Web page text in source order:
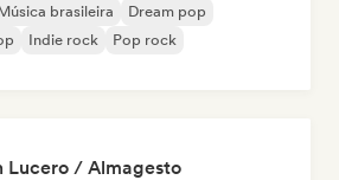
brasileira
Dream pop
Indie rock
Pop rock
Lucero / Almagesto